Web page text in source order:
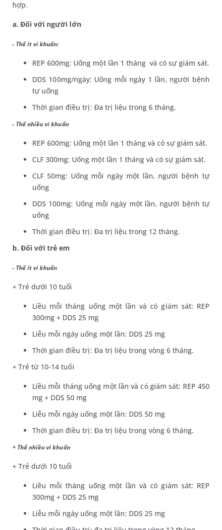
hợp.
a. Đối với người lớn
- Thể ít vi khuẩn:
REP 600mg: Uống một lần 1 tháng và có sự giám sát.
DDS 100mg/ngày: Uống mỗi ngày 1 lần, người bệnh
tự uống
Thời gian điều trị: Đa trị liệu trong 6 tháng.
- Thể nhiều vi khuẩn
REP 600mg: Uống một lần 1 tháng và có sự giám sát.
CLF 300mg: Uống một lần 1 tháng và có sự giám sát.
CLF 50mg: Uống mỗi ngày một lần, người bệnh tự
uống
DDS 100mg: Uống mỗi ngày một lần, người bệnh tự
uống
Thời gian điều trị: Đa trị liệu trong 12 tháng.
b. Đối với trẻ em
- Thể ít vi khuẩn
+ Trẻ dưới 10 tuổi
Liều mỗi tháng uống một lần và có giám sát: REP
300mg + DDS 25 mg
Liễu mỗi ngày uống một lần: DDS 25 mg
Thời gian điều trị: Đa trị liệu trong vòng 6 tháng.
+ Trẻ từ 10-14 tuổi
Liều mỗi tháng uống một lần và có giám sát: REP 450
mg + DDS 50 mg
Liễu mỗi ngày uống một lần: DDS 50 mg
Thời gian điều trị: Đa trị liệu trong vòng 6 tháng.
+ Thể nhiều vi khuẩn
+ Trẻ dưới 10 tuổi
Liều mỗi tháng uống một lần và có giám sát: REP
300mg + DDS 25 mg
Liễu mỗi ngày uống một lần: DDS 25 mg